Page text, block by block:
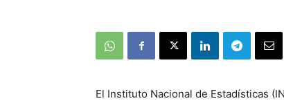
El Instituto Nacional de Estadísticas